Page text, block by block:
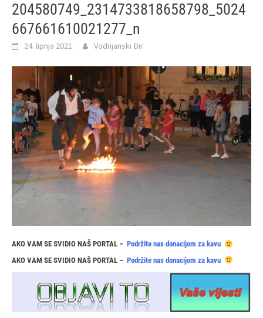
204580749_2314733818658798_5024
667661610021277_n
24. lipnja 2021. Vodnjanski Đir
AKO VAM SE SVIDIO NAŠ PORTAL – Podržite nas donacijom za kavu
AKO VAM SE SVIDIO NAŠ PORTAL – Podržite nas donacijom za kavu